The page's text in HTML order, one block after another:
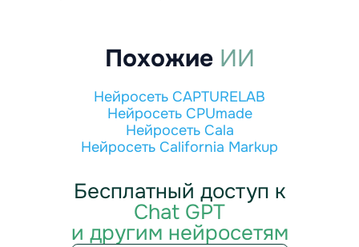
Похожие ИИ
Нейросеть CAPTURELAB
Нейросеть CPUmade
Нейросеть Cala
Нейросеть California Markup
Бесплатный доступ к
Chat GPT
и другим нейросетям